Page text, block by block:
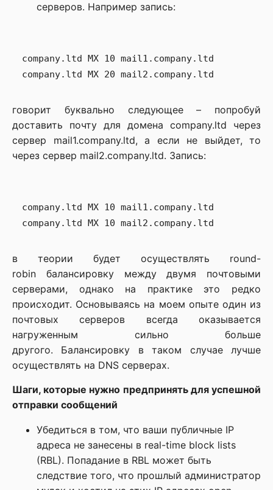
серверов. Например запись:
company.ltd MX 10 mail1.company.ltd
говорит буквально следующее – попробуй
доставить почту для домена company.ltd через
сервер mail1.company.ltd, а если не выйдет, то
через сервер mail2.company.ltd. Запись:
company.ltd MX 10 mail1.company.ltd
в теории будет осуществлять round-
robin балансировку между двумя почтовыми
серверами, однако на практике это редко
происходит. Основываясь на моем опыте один из
почтовых серверов всегда оказывается
нагруженным сильно больше
другого. Балансировку в таком случае лучше
осуществлять на DNS серверах.
Шаги, которые нужно предпринять для успешной
отправки сообщений
Убедиться в том, что ваши публичные IP
адреса не занесены в real-time block lists
(RBL). Попадание в RBL может быть
следствие того, что прошлый администратор